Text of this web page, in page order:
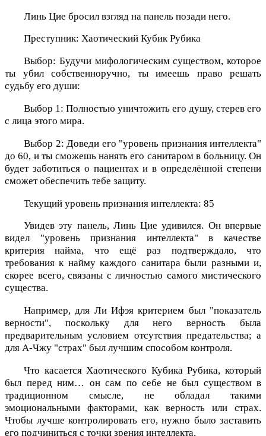
Линь Цие бросил взгляд на панель позади него.
Преступник: Хаотический Кубик Рубика
Выбор: Будучи мифологическим существом, которое
ты убил собственноручно, ты имеешь право решать
судьбу его души:
Выбор 1: Полностью уничтожить его душу, стерев его
с лица этого мира.
Выбор 2: Доведи его "уровень признания интеллекта"
до 60, и ты сможешь нанять его санитаром в больницу. Он
будет заботиться о пациентах и в определённой степени
сможет обеспечить тебе защиту.
Текущий уровень признания интеллекта: 85
Увидев эту панель, Линь Цие удивился. Он впервые
видел "уровень признания интеллекта" в качестве
критерия найма, что ещё раз подтверждало, что
требования к найму каждого санитара были разными и,
скорее всего, связаны с личностью самого мистического
существа.
Например, для Ли Ифэя критерием был "показатель
верности", поскольку для него верность была
предварительным условием отсутствия предательства; а
для А-Чжу "страх" был лучшим способом контроля.
Что касается Хаотического Кубика Рубика, который
был перед ним… он сам по себе не был существом в
традиционном смысле, не обладал такими
эмоциональными факторами, как верность или страх.
Чтобы лучше контролировать его, нужно было заставить
его подчиниться с точки зрения интеллекта.